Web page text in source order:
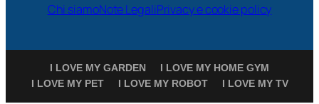
Chi siamoNote LegaliPrivacy e cookie policy
I LOVE MY GARDEN
I LOVE MY HOME GYM
I LOVE MY PET
I LOVE MY ROBOT I LOVE MY TV